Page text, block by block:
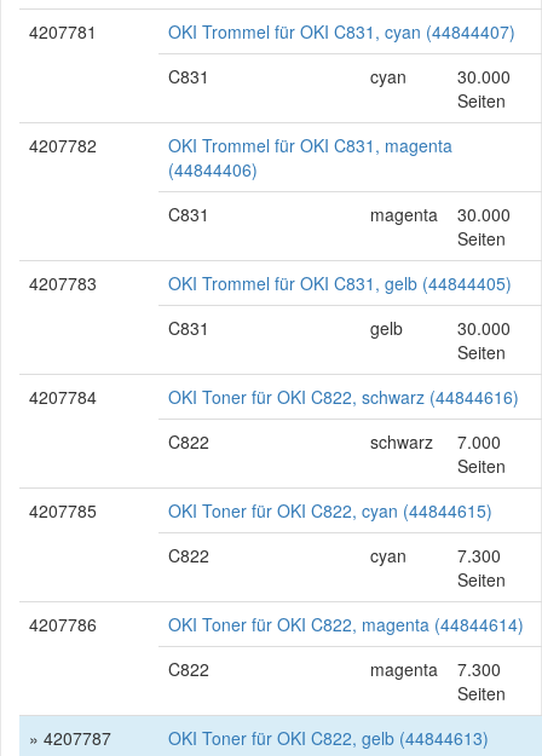
4207781
OKI Trommel für OKI C831, cyan (44844407)
C831
cyan
30.000
Seiten
4207782
OKI Trommel für OKI C831, magenta
(44844406)
C831
magenta
30.000
Seiten
4207783
OKI Trommel für OKI C831, gelb (44844405)
C831
gelb
30.000
Seiten
4207784
OKI Toner für OKI C822, schwarz (44844616)
C822
schwarz
7.000
Seiten
4207785
OKI Toner für OKI C822, cyan (44844615)
C822
cyan
7.300
Seiten
4207786
OKI Toner für OKI C822, magenta (44844614)
C822
magenta
7.300
Seiten
» 4207787
OKI Toner für OKI C822, gelb (44844613)